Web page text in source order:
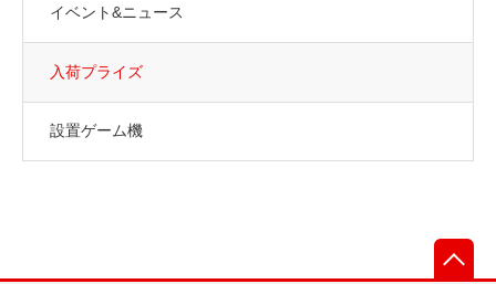
イベント&ニュース
入荷プライズ
設置ゲーム機